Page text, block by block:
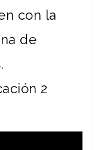
con la
de
2